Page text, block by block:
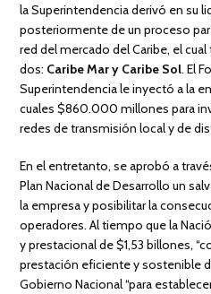
la Superintendencia derivó en su
posteriormente de un proceso
red del mercado del Caribe, el
dos: Caribe Mar y Caribe Sol. El
Superintendencia le inyectó a la
cuales $860.000 millones para
redes de transmisión local y de
En el entretanto, se aprobó a
Plan Nacional de Desarrollo un
la empresa y posibilitar la
operadores. Al tiempo que la
y prestacional de $1,53 billones,
prestación eficiente y sostenible
Gobierno Nacional “para